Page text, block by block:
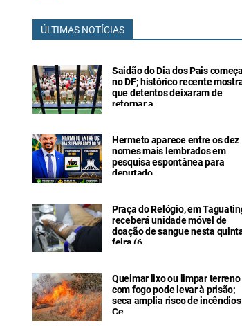
ÚLTIMAS NOTÍCIAS
Saidão do Dia dos Pais começa
no DF; histórico recente
que detentos deixaram de
retornar a
Hermeto aparece entre os dez
nomes mais lembrados em
pesquisa espontânea para
deputado
Praça do Relógio, em
receberá unidade móvel de
doação de sangue nesta
feira (6
Queimar lixo ou limpar terreno
com fogo pode levar à prisão;
seca amplia risco de
Ce